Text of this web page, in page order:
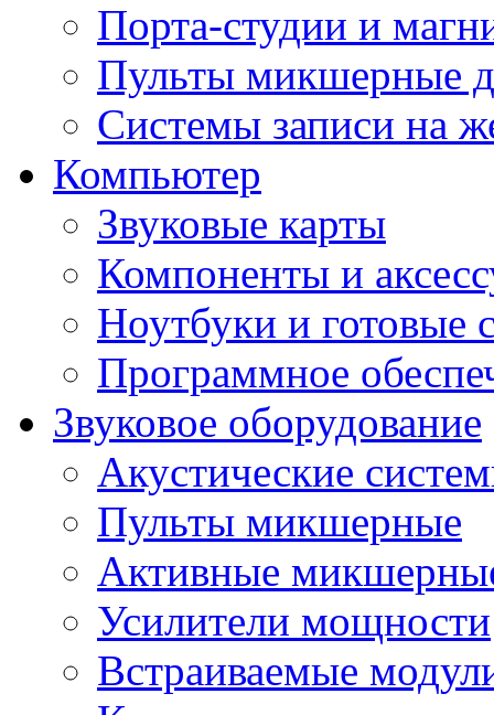
Порта-студии и
Пульты микшерные
Системы записи на
Компьютер
Звуковые карты
Компоненты и
Ноутбуки и готовые
Программное
Звуковое оборудование
Акустические
Пульты микшерные
Активные
Усилители мощности
Встраиваемые